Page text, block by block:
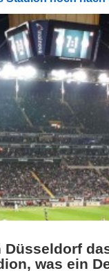
Düsseldorf
was ein